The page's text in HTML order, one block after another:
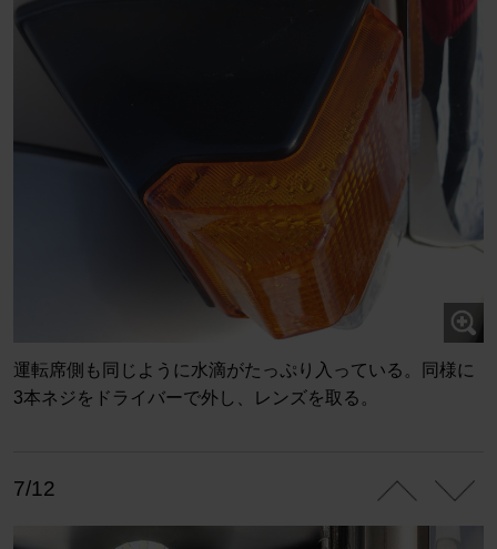
運転席側も同じように水滴がたっぷり入っている。同様に
3本ネジをドライバーで外し、レンズを取る。
7/12